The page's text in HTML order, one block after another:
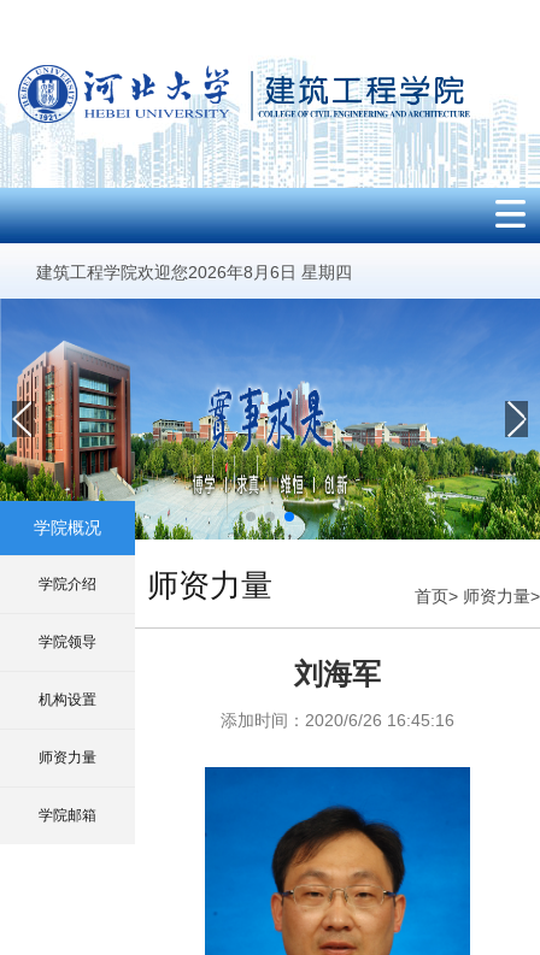
建筑工程学院欢迎您2026年8月6日 星期四
学院概况
学院介绍
学院领导
机构设置
师资力量
学院邮箱
首页> 师资力量>
师资力量
刘海军
添加时间： 2020/6/26 16:45:16